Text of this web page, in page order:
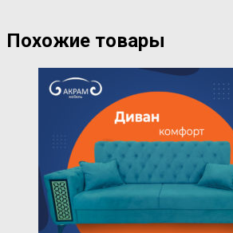
Похожие товары